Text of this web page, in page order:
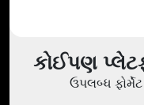
કોઈપણ
ઉપલબ્ધ